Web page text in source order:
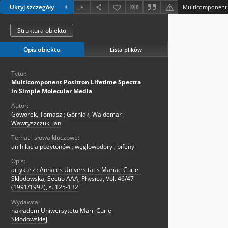
Ukryj szczegóły
Struktura obiektu
Opis obiektu Lista plików
Tytuł:
Multicomponent Positron Lifetime Spectra
in Simple Molecular Media
Autor:
Goworek, Tomasz ; Górniak, Waldemar ;
Wawryszczuk, Jan
Temat i słowa kluczowe:
anihilacja pozytonów ; węglowodory ; bifenyl
Opis:
artykuł z : Annales Universitatis Mariae Curie-
Skłodowska, Sectio AAA, Physica, Vol. 46/47
(1991/1992), s. 125-132
Wydawca:
nakładem Uniwersytetu Marii Curie-
Skłodowskiej